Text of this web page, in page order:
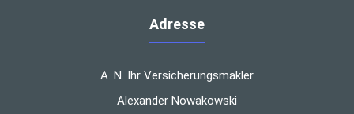
Adresse
A. N. Ihr Versicherungsmakler
Alexander Nowakowski